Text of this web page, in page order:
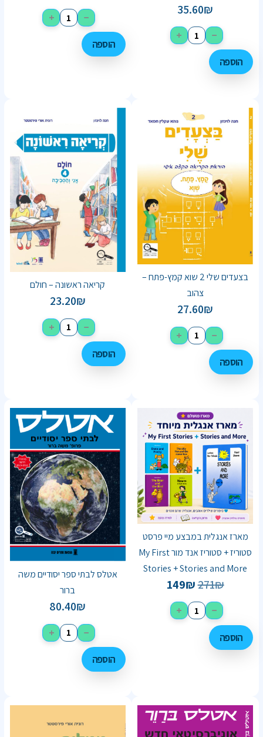
35.60₪
−
+
הוספה
−
+
הוספה
בצעדים שלי 2 שוא קמץ-פתח –
צהוב
27.60₪
−
+
הוספה
קריאה ראשונה – חולם
23.20₪
−
+
הוספה
מארז אנגלית במבצע מיי פרסט
סטוריז + סטוריז אנד מור My First
Stories + Stories and More
271₪
149₪
−
+
הוספה
אטלס לבתי ספר יסודיים משה
ברור
80.40₪
−
+
הוספה